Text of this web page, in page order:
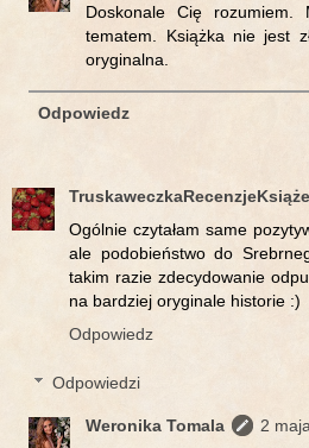
Doskonale Cię
tematem. Książka nie jest
oryginalna.
Odpowiedz
Ogólnie czytałam same
ale podobieństwo do
takim razie zdecydowanie
na bardziej oryginale historie :)
Odpowiedz
Odpowiedzi
Weronika Tomala
2